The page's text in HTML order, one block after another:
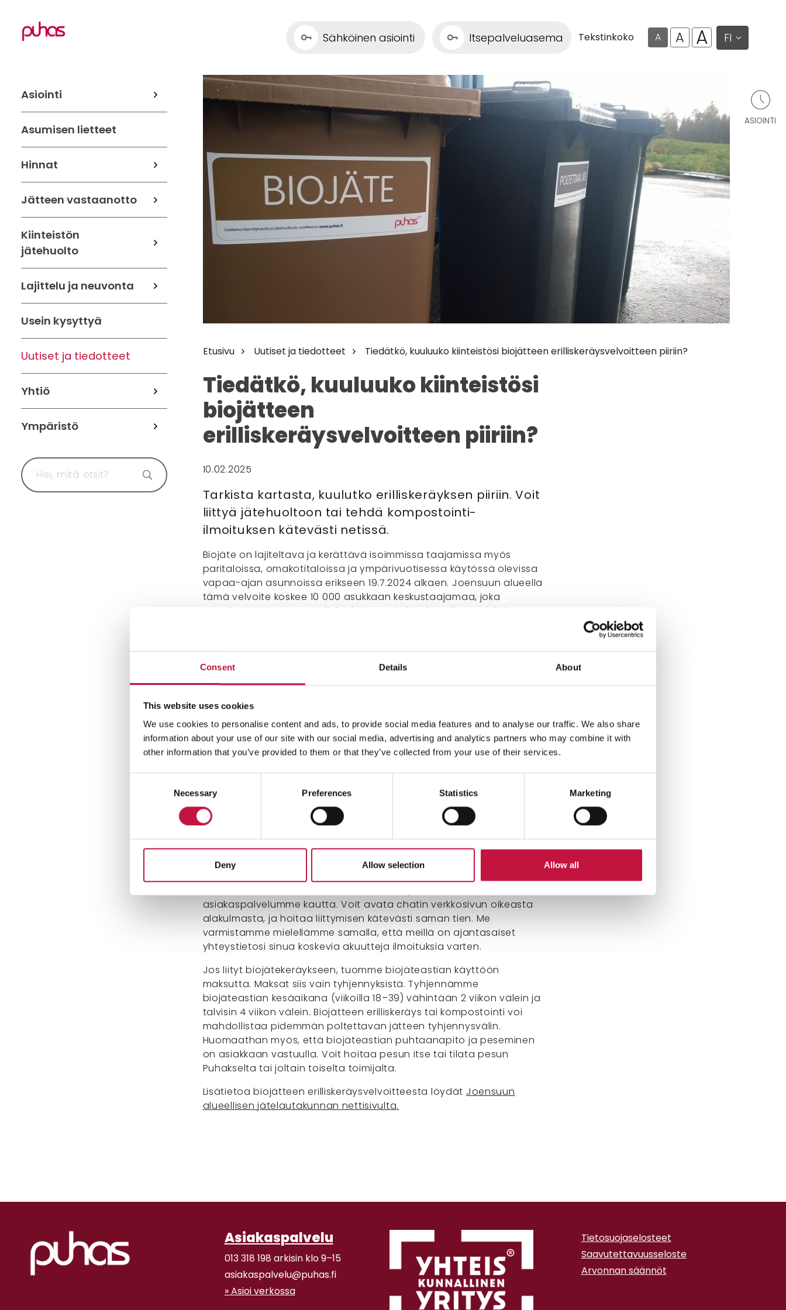
Consent Details About
This website uses cookies
We use cookies to personalise content and ads, to provide social media features and to analyse our traffic. We also share
information about your use of our site with our social media, advertising and analytics partners who may combine it with
other information that you’ve provided to them or that they’ve collected from your use of their services.
Necessary Preferences Statistics Marketing
Deny Allow selection Allow all
Sähköinen asiointi Itsepalveluasema Tekstinkoko A A A FI
Asiointi
Asumisen lietteet
Hinnat
Jätteen vastaanotto
Kiinteistön
jätehuolto
Lajittelu ja neuvonta
Usein kysyttyä
Uutiset ja tiedotteet
Yhtiö
Ympäristö
ASIOINTI
Etusivu Uutiset ja tiedotteet Tiedätkö, kuuluuko kiinteistösi biojätteen erilliskeräysvelvoitteen piiriin?
Tiedätkö, kuuluuko kiinteistösi
biojätteen
erilliskeräysvelvoitteen piiriin?
10.02.2025
Tarkista kartasta, kuulutko erilliskeräyksen piiriin. Voit
liittyä jätehuoltoon tai tehdä kompostointi-
ilmoituksen kätevästi netissä.
Biojäte on lajiteltava ja kerättävä isoimmissa taajamissa myös
paritaloissa, omakotitaloissa ja ympärivuotisessa käytössä olevissa
vapaa-ajan asunnoissa erikseen 19.7.2024 alkaen. Joensuun alueella
tämä velvoite koskee 10 000 asukkaan keskustaajamaa, joka
muodostuu Joensuun ydinkeskustan ohella Ylämyllyn, Jyrinkylän,
velvoitteen piiriin.
Näin lajitteluvelvoite hoituu
Voit valita kolmesta vaihtoehdosta:
Biojätteen keräysastia omalla pihalla
Lähinaapureiden yhteinen biojäteastia eli biokimppa
Kompostointi omalla pihalla
Kompostoinnista tulee tehdä ilmoitus jätehuoltoyhtiölle.
Kompostointi-ilmoitus on voimassa aina viisi vuotta kerrallaan.
tehnyt kompostointi-ilmoituksen. Kiitos yhteistyöstä! Jos oman
kiinteistön ilmoitus tai erilliskeräykseen liittyminen on vielä tekemättä,
asiakaspalvelumme kautta. Voit avata chatin verkkosivun oikeasta
alakulmasta, ja hoitaa liittymisen kätevästi saman tien. Me
varmistamme mielellämme samalla, että meillä on ajantasaiset
yhteystietosi sinua koskevia akuutteja ilmoituksia varten.
Jos liityt biojätekeräykseen, tuomme biojäteastian käyttöön
maksutta. Maksat siis vain tyhjennyksistä. Tyhjennämme
biojäteastian kesäaikana (viikoilla 18–39) vähintään 2 viikon välein ja
talvisin 4 viikon välein. Biojätteen erilliskeräys tai kompostointi voi
mahdollistaa pidemmän poltettavan jätteen tyhjennysvälin.
Huomaathan myös, että biojäteastian puhtaanapito ja peseminen
on asiakkaan vastuulla. Voit hoitaa pesun itse tai tilata pesun
Puhakselta tai joltain toiselta toimijalta.
Lisätietoa biojätteen erilliskeräysvelvoitteesta löydät Joensuun
alueellisen jätelautakunnan nettisivulta.
Asiakaspalvelu
013 318 198 arkisin klo 9–15
asiakaspalvelu@puhas.fi
» Asioi verkossa
Tietosuojaselosteet
Saavutettavuusseloste
Arvonnan säännöt